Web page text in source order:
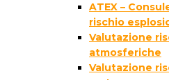
ATEX –
rischio
Valutazione
atmosferiche
Valutazione